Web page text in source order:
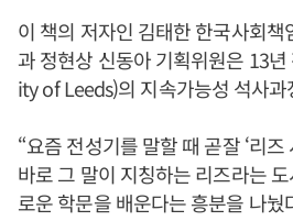
이 책의 저자인 김태한 한국사회
과 정현상 신동아 기획위원은 13
ity of Leeds)의 지속가능성 석사
“요즘 전성기를 말할 때 곧잘 ‘리즈
바로 그 말이 지칭하는 리즈라는
로운 학문을 배운다는 흥분을 나눴